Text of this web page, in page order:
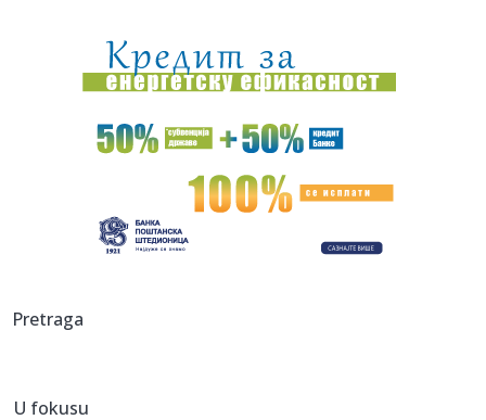
10:50:Nemce brine dron sa eksplozivom na aerodromu Lajpcig
10:50:Izmena trasa gradskih autobusa zbog proslave Svetog
Pantelejmona
Svađe u Zvezdama Granda su iscenirane! Miša Mijatović
10:49:Muzej u Čereviću ne radi dve godine nakon renoviranja:
letnje...
Pretraga
U fokusu